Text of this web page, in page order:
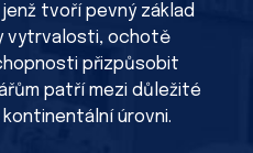
tvoří pevný základ
vytrvalosti, ochotě
přizpůsobit
patří mezi důležité
úrovni.